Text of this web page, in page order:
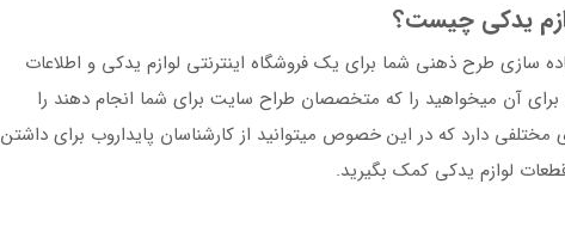
یدکی چیست؟
سازی طرح ذهنی شما برای یک فروشگاه اینترنتی لوازم یدکی و اطلاعات
برای آن میخواهید را که متخصصان طراح سایت برای شما انجام دهند را
مختلفی دارد که در این خصوص میتوانید از کارشناسان پایداروب برای داشتن
لوازم یدکی کمک بگیرید.